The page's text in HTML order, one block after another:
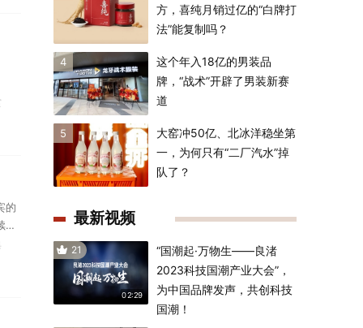
的
共
方，喜纯月销过亿的“白牌打
法”能复制吗？
4
这个年入18亿的男装品
牌，“战术”开辟了男装新赛
道
5
大窑冲50亿、北冰洋稳坐第
一，为何只有“二厂汽水”掉
队了？
最新视频
21
02:29
“国潮起·万物生——良渚
2023科技国潮产业大会”，
为中国品牌发声，共创科技
国潮！